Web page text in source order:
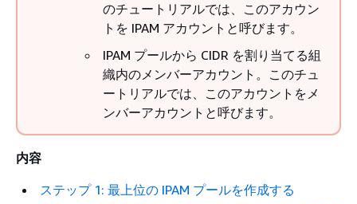
のチュートリアルでは、このアカウン
トを IPAM アカウントと呼びます。
IPAM プールから CIDR を割り当てる組
織内のメンバーアカウント。このチュ
ートリアルでは、このアカウントをメ
ンバーアカウントと呼びます。
内容
ステップ 1: 最上位の IPAM プールを作成する